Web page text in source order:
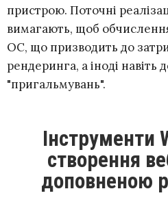
пристрою. Поточні
вимагають, щоб
ОС, що призводить до
рендеринга, а іноді навіть
"пригальмувань".
Інструменти Web AR для
створення
доповненою